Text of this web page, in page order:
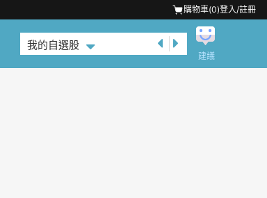
購物車(0)登入/註冊
我的自選股
建議